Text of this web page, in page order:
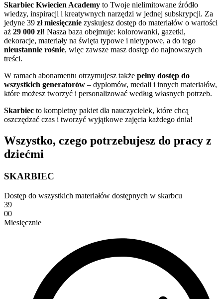
Skarbiec Kwiecien Academy to Twoje nielimitowane źródło
wiedzy, inspiracji i kreatywnych narzędzi w jednej subskrypcji. Za
jedyne 39 zł miesięcznie zyskujesz dostęp do materiałów o wartości
aż 29 000 zł! Nasza baza obejmuje: kolorowanki, gazetki,
dekoracje, materiały na święta typowe i nietypowe, a do tego
nieustannie rośnie, więc zawsze masz dostęp do najnowszych
treści.
W ramach abonamentu otrzymujesz także pełny dostęp do
wszystkich generatorów – dyplomów, medali i innych materiałów,
które możesz tworzyć i personalizować według własnych potrzeb.
Skarbiec to kompletny pakiet dla nauczycielek, które chcą
oszczędzać czas i tworzyć wyjątkowe zajęcia każdego dnia!
Wszystko, czego potrzebujesz do pracy z
dziećmi
SKARBIEC
Dostęp do wszystkich materiałów dostępnych w skarbcu
39
00
Miesięcznie